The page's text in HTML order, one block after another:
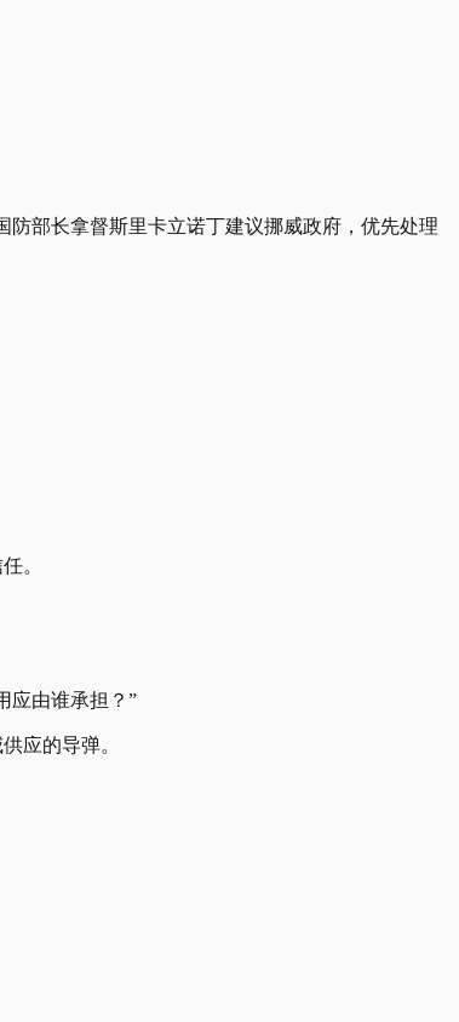
防部长拿督斯里卡立诺丁建议挪威政府，优先处理
。
应由谁承担？”
应的导弹。